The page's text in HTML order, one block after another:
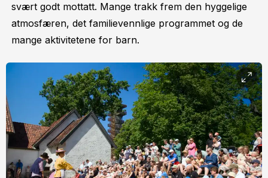
svært godt mottatt. Mange trakk frem den hyggelige
atmosfæren, det familievennlige programmet og de
mange aktivitetene for barn.